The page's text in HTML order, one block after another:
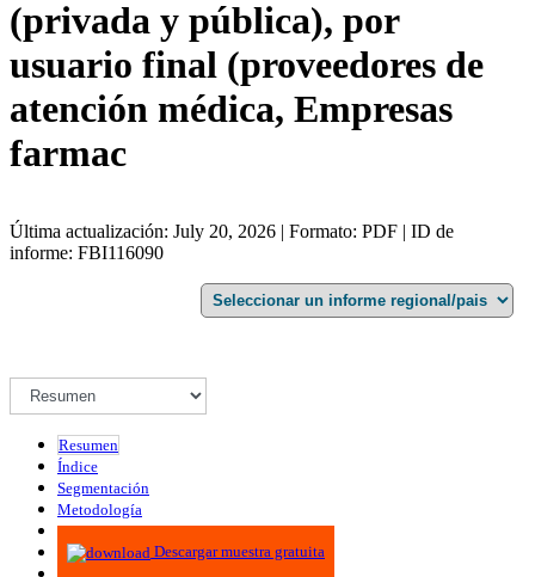
(privada y pública), por
usuario final (proveedores de
atención médica, Empresas
farmac
Última actualización: July 20, 2026 | Formato: PDF | ID de
informe: FBI116090
Resumen
Índice
Segmentación
Metodología
Infografías
Descargar muestra gratuita